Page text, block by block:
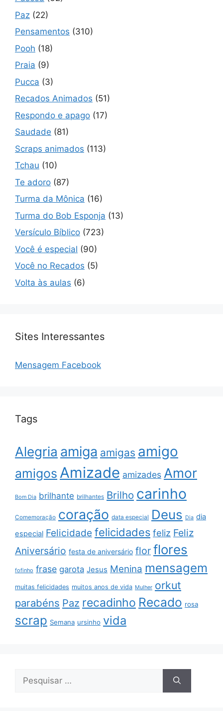
Paz (22)
Pensamentos (310)
Pooh (18)
Praia (9)
Pucca (3)
Recados Animados (51)
Respondo e apago (17)
Saudade (81)
Scraps animados (113)
Tchau (10)
Te adoro (87)
Turma da Mônica (16)
Turma do Bob Esponja (13)
Versículo Bíblico (723)
Você é especial (90)
Você no Recados (5)
Volta às aulas (6)
Sites Interessantes
Mensagem Facebook
Tags
Alegria amiga amigas amigo
amigos Amizade amizades Amor
Bom Dia brilhante brilhantes Brilho carinho
Comemoração coração data especial Deus Dia dia
especial Felicidade felicidades feliz Feliz
Aniversário festa de aniversário flor flores
fofinho frase garota Jesus Menina mensagem
muitas felicidades muitos anos de vida Mulher orkut
parabéns Paz recadinho Recado rosa
scrap Semana ursinho vida
por: